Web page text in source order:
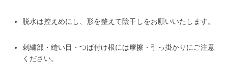
脱水は控えめにし、形を整えて陰干しをお願いいたします。
刺繍部・縫い目・つば付け根には摩擦・引っ掛かりにご注意
ください。